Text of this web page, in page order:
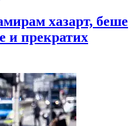
хазарт, беше
и прекратих